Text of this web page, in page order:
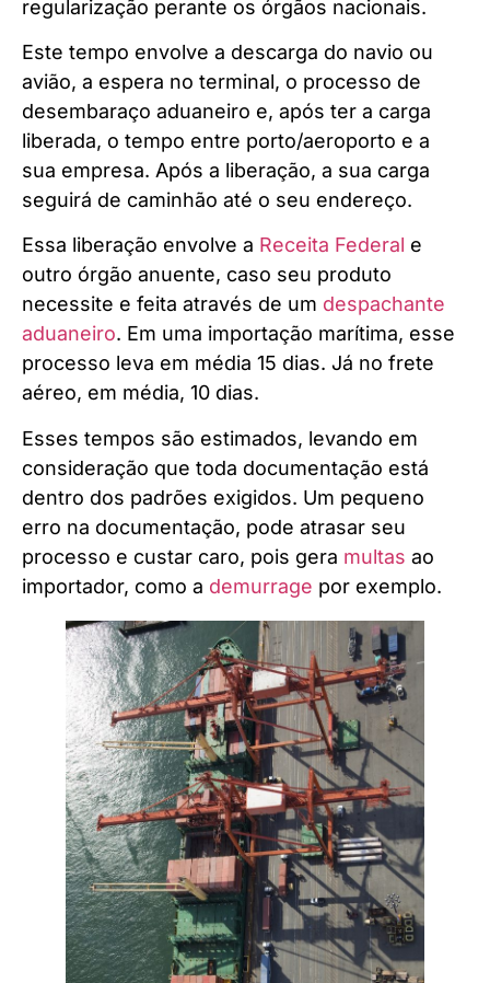
regularização perante os órgãos nacionais.
Este tempo envolve a descarga do navio ou
avião, a espera no terminal, o processo de
desembaraço aduaneiro e, após ter a carga
liberada, o tempo entre porto/aeroporto e a
sua empresa. Após a liberação, a sua carga
seguirá de caminhão até o seu endereço.
Essa liberação envolve a Receita Federal e
outro órgão anuente, caso seu produto
necessite e feita através de um despachante
aduaneiro. Em uma importação marítima, esse
processo leva em média 15 dias. Já no frete
aéreo, em média, 10 dias.
Esses tempos são estimados, levando em
consideração que toda documentação está
dentro dos padrões exigidos. Um pequeno
erro na documentação, pode atrasar seu
processo e custar caro, pois gera multas ao
importador, como a demurrage por exemplo.